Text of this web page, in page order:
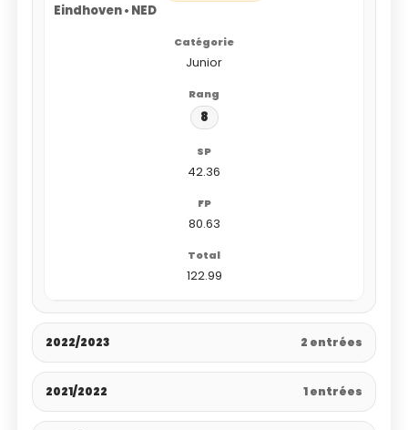
Eindhoven • NED
Junior
8
42.36
80.63
122.99
2022/2023 2 entrées
2021/2022 1 entrées